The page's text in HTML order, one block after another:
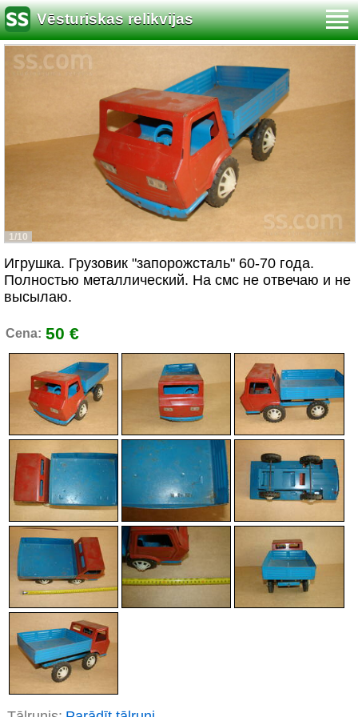
Vēsturiskas relikvijas
1/10
Игрушка. Грузовик "запорожсталь" 60-70 года.
Полностью металлический. На смс не отвечаю и не
высылаю.
Cena: 50 €